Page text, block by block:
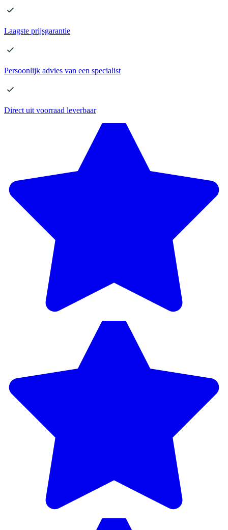
Laagste prijsgarantie
Persoonlijk advies van een specialist
Direct uit voorraad leverbaar